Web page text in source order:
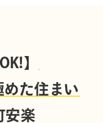
】
た住まい
安楽